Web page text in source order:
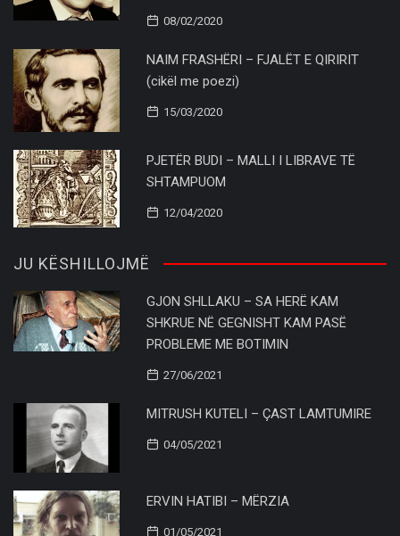
08/02/2020
NAIM FRASHËRI – FJALËT E QIRIRIT
(cikël me poezi)
15/03/2020
PJETËR BUDI – MALLI I LIBRAVE TË
SHTAMPUOM
12/04/2020
JU KËSHILLOJMË
GJON SHLLAKU – SA HERË KAM
SHKRUE NË GEGNISHT KAM PASË
PROBLEME ME BOTIMIN
27/06/2021
MITRUSH KUTELI – ÇAST LAMTUMIRE
04/05/2021
ERVIN HATIBI – MËRZIA
01/05/2021